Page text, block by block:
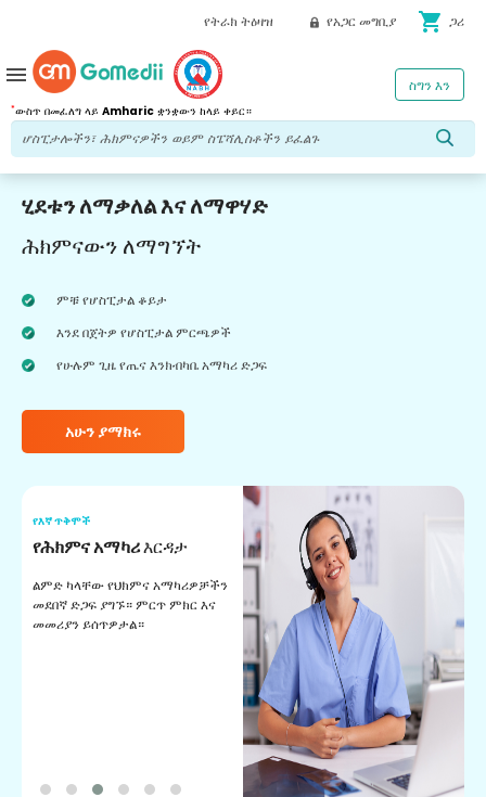
የትራክ ትዕዛዝ የአጋር መግቢያ shopping_cart ጋሪ
*ውስጥ በመፈለግ ላይ Amharic ቋንቋውን ከላይ ቀይር።
ስግን እን
menu
ሂደቱን ለማቃለል እና ለማዋሃድ
ሕክምናውን ለማግኘት
ምቹ የሆስፒታል ቆይታ
እንደ በጀትዎ የሆስፒታል ምርጫዎች
የሁሉም ጊዜ የጤና እንክብካቤ አማካሪ ድጋፍ
አሁን ያማክሩ
የእኛ ጥቅሞች
የሕክምና አማካሪእርዳታ
ልምድ ካላቸው የህክምና አማካሪዎቻችን
መደበኛ ድጋፍ ያግኙ። ምርጥ ምክር እና
መመሪያን ይሰጥዎታል።